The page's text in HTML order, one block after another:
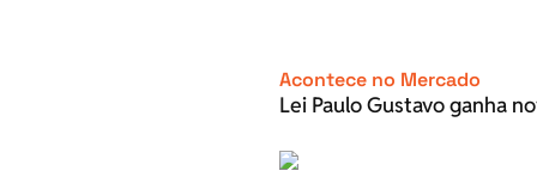
Acontece no Mercado
Lei Paulo Gustavo ganha